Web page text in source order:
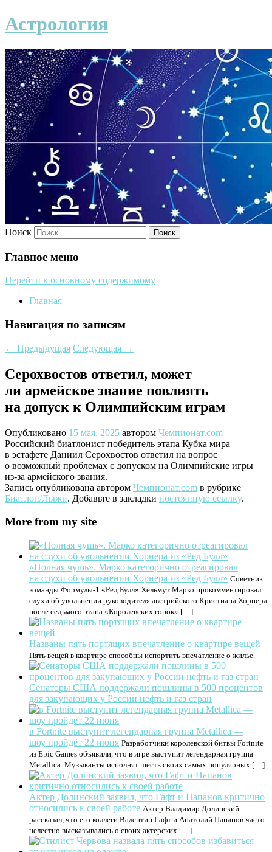
Астрология
Поиск
Главное меню
Перейти к основному содержимому
Главная
Навигация по записям
← Предыдущая Следующая →
Серохвостов ответил, может
ли армейское звание повлиять
на допуск к Олимпийским играм
Опубликовано 15 мая, 2025 автором Чемпионат.com
Российский биатлонист победитель этапа Кубка мира
в эстафете Даниил Серохвостов ответил на вопрос
о возможный проблемах с допуском на Олимпийские игры
из-за армейского звания.
Запись опубликована автором Чемпионат.com в рубрике
Биатлон/Лыжи. Добавьте в закладки постоянную ссылку.
More from my site
«Полная чушь». Марко категорично отреагировал
на слухи об увольнении Хорнера из «Ред Булл» Советник
команды Формулы-1 «Ред Булл» Хельмут Марко прокомментировал
слухи об увольнении руководителя австрийского Кристиана Хорнера
после седьмого этапа «Королевских гонок» […]
Названы пять портящих впечатление о квартире вещей
Пять вещей в квартире способны испортить впечатление о жилье.
Сенаторы США поддержали пошлины в 500 процентов
для закупающих у России нефть и газ стран
в Fortnite выступит легендарная группа Metallica —
шоу пройдёт 22 июня Разработчики королевской битвы Fortnite
из Epic Games объявили, что в игре выступит легендарная группа
Metallica. Музыканты исполнят шесть своих самых популярных […]
Актер Долинский заявил, что Гафт и Папанов критично
относились к своей работе Актер Владимир Долинский
рассказал, что его коллеги Валентин Гафт и Анатолий Папанов часто
нелестно высказывались о своих актерских […]